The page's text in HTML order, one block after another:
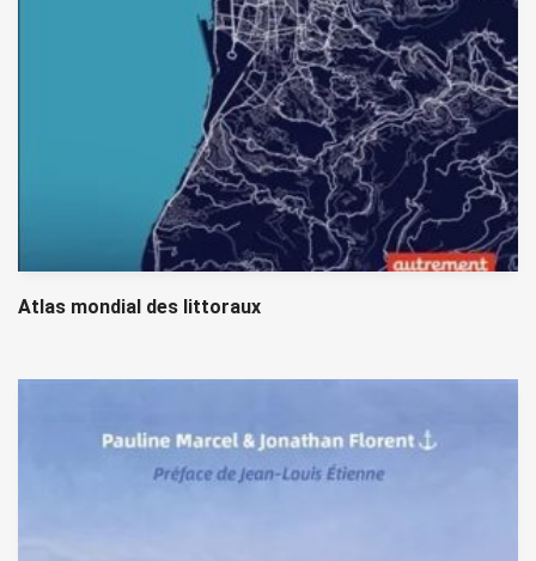
Atlas mondial des littoraux